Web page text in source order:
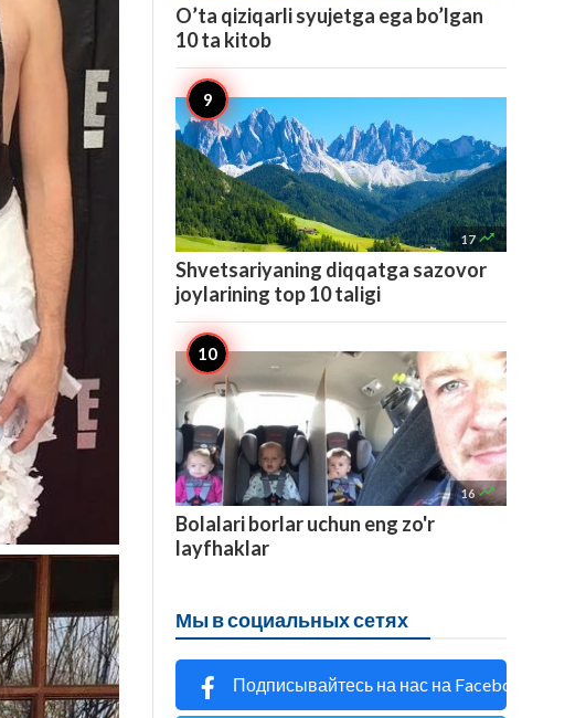
O’ta qiziqarli syujetga ega bo’lgan
10 ta kitob
17 
Shvetsariyaning diqqatga sazovor
joylarining top 10 taligi
16 
Bolalari borlar uchun eng zo'r
layfhaklar
Мы в социальных сетях
Подписывайтесь на нас на Facebook